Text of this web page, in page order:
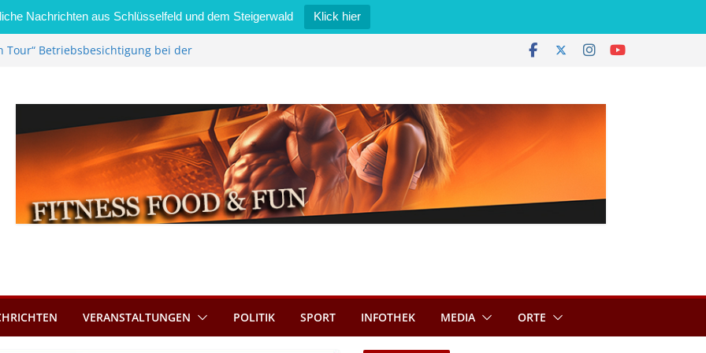
Nachrichten aus Schlüsselfeld und dem Steigerwald Klick hier
Tour“ Betriebsbesichtigung bei der
bietet Online-Anmeldung für
an
im Wert von 600 Euro
VERANSTALTUNGEN POLITIK SPORT INFOTHEK MEDIA ORTE